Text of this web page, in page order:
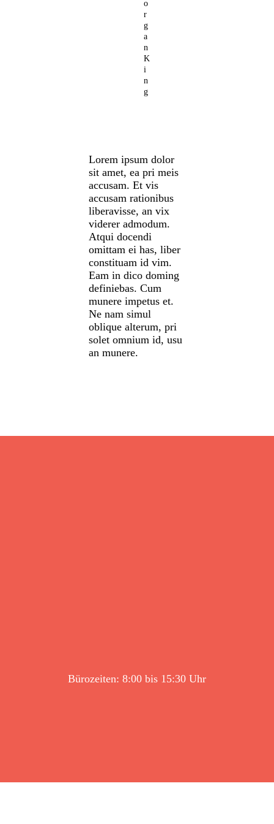
o
r
g
a
n
K
i
n
g
Lorem ipsum dolor
sit amet, ea pri meis
accusam. Et vis
accusam rationibus
liberavisse, an vix
viderer admodum.
Atqui docendi
omittam ei has, liber
constituam id vim.
Eam in dico doming
definiebas. Cum
munere impetus et.
Ne nam simul
oblique alterum, pri
solet omnium id, usu
an munere.
Bürozeiten: 8:00 bis 15:30 Uhr